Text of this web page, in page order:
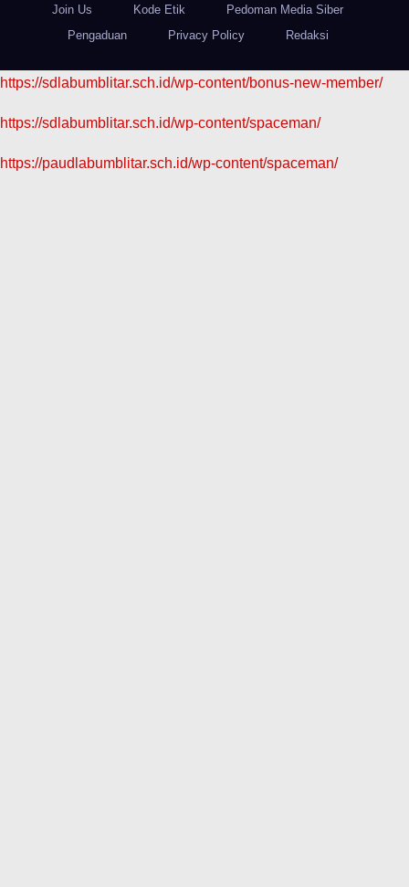
Join Us
Kode Etik
Pedoman Media Siber
Pengaduan
Privacy Policy Redaksi
https://sdlabumblitar.sch.id/wp-content/bonus-new-member/
https://sdlabumblitar.sch.id/wp-content/spaceman/
https://paudlabumblitar.sch.id/wp-content/spaceman/